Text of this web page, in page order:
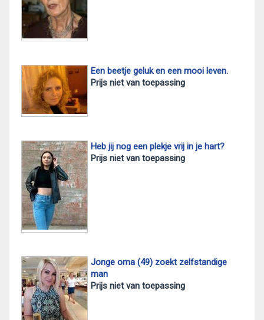
Een beetje geluk en een mooi leven.
Prijs niet van toepassing
Heb jij nog een plekje vrij in je hart?
Prijs niet van toepassing
Jonge oma (49) zoekt zelfstandige
man
Prijs niet van toepassing